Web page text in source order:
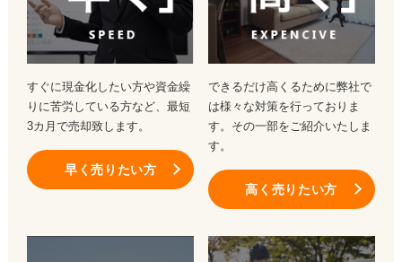
すぐに現金化したい方や資金繰
りに苦労している方など、最短
3カ月で売却致します。
早く売りたい方
できるだけ高くるために弊社で
は様々な対策を行っておりま
す。その一部をご紹介いたしま
す。
高く売りたい方